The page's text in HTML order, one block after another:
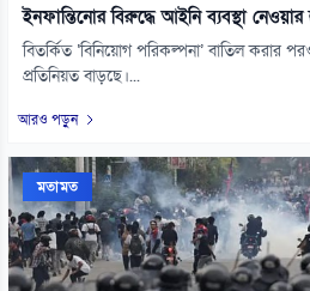
ইনফান্তিনোর বিরুদ্ধে আইনি ব্যবস্থা
বিতর্কিত ‘বিনিয়োগ পরিকল্পনা’ বাতিল করার
প্রতিনিয়ত বাড়ছে।...
আরও পড়ুন
মতামত